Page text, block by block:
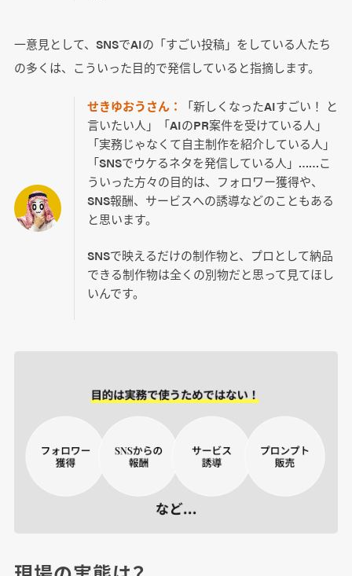
一意見として、SNSでAIの「すごい投稿」をしている人たち
の多くは、こういった目的で発信していると指摘します。
せきゆおうさん：
「新しくなったAIすごい！ と
言いたい人」「AIのPR案件を受けている人」
「実務じゃなくて自主制作を紹介している人」
「SNSでウケるネタを発信している人」……こ
ういった方々の目的は、フォロワー獲得や、
SNS報酬、サービスへの誘導などのこともある
と思います。
SNSで映えるだけの制作物と、プロとして納品
できる制作物は全くの別物だと思って見てほし
いんです。